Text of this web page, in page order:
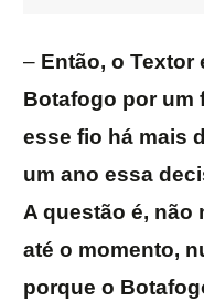
– Então, o Textor
Botafogo por um
esse fio há mais
um ano essa
A questão é, não
até o momento,
porque o